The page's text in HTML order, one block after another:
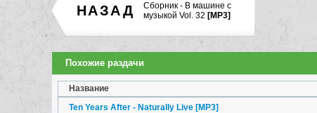
НАЗАД
Сборник - В машине с
музыкой Vol. 32 [MP3]
Похожие раздачи
Название
Ten Years After - Naturally Live [MP3]